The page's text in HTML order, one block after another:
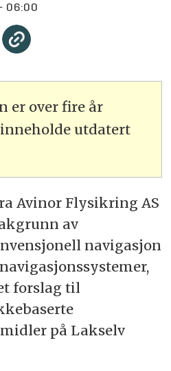
06:00
er over fire år
utdatert
Avinor Flysikring AS
av
navigasjon
forslag til
på Lakselv